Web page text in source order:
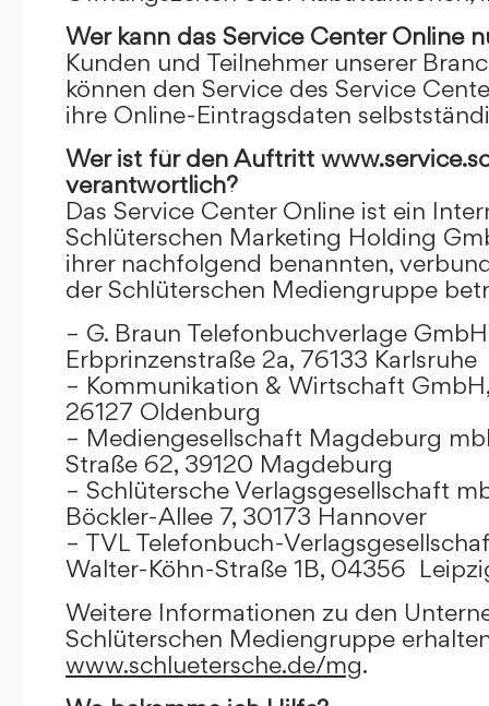
Wer kann das Service Center Online
Kunden und Teilnehmer unserer
können den Service des Service
ihre Online-Eintragsdaten
Wer ist für den Auftritt
verantwortlich?
Das Service Center Online ist ein
Schlüterschen Marketing Holding
ihrer nachfolgend benannten,
der Schlüterschen Mediengruppe
– G. Braun Telefonbuchverlage GmbH
Erbprinzenstraße 2a, 76133 Karlsruhe
– Kommunikation & Wirtschaft
26127 Oldenburg
– Mediengesellschaft Magdeburg
Straße 62, 39120 Magdeburg
– Schlütersche Verlagsgesellschaft
Böckler-Allee 7, 30173 Hannover
– TVL Telefonbuch-
Walter-Köhn-Straße 1B, 04356
Weitere Informationen zu den
Schlüterschen Mediengruppe
www.schluetersche.de/mg.